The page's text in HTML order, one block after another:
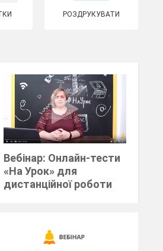
РОЗДРУКУВАТИ
Вебінар: Онлайн-тести
«На Урок» для
дистанційної роботи